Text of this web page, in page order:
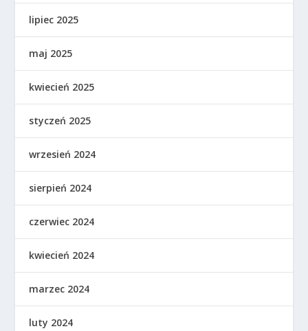
lipiec 2025
maj 2025
kwiecień 2025
styczeń 2025
wrzesień 2024
sierpień 2024
czerwiec 2024
kwiecień 2024
marzec 2024
luty 2024